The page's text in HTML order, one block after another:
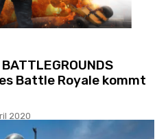
BATTLEGROUNDS
Battle Royale kommt
2020